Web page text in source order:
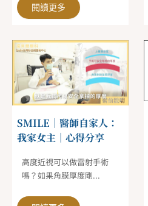
閱讀更多
SMILE｜醫師自家人：
我家女主｜心得分享
高度近視可以做雷射手術
嗎？如果角膜厚度剛...